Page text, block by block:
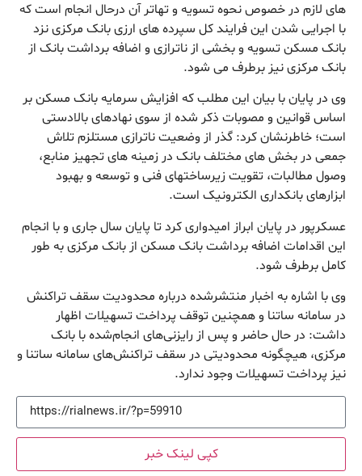
های لازم در خصوص نحوه تسویه و تهاتر آن درحال انجام است که
با اجرایی شدن این فرایند کل سپرده های ارزی بانک مرکزی نزد
بانک مسکن تسویه و بخشی از ناترازی و اضافه برداشت بانک از
بانک مرکزی نیز برطرف می شود.
وی در پایان با بیان این مطلب که افزایش سرمایه بانک مسکن بر
اساس قوانین و مصوبات ذکر شده از سوی نهادهای بالادستی
است؛ خاطرنشان کرد: گذر از وضعیت ناترازی مستلزم تلاش
جمعی در بخش های مختلف بانک در زمینه های تجهیز منابع،
وصول مطالبات، تقویت زیرساختهای فنی و توسعه و بهبود
ابزارهای بانکداری الکترونیک است.
عسکرپور در پایان ابراز امیدواری کرد تا پایان سال جاری و با انجام
این اقدامات اضافه برداشت بانک مسکن از بانک مرکزی به طور
کامل برطرف شود.­
وی با اشاره به اخبار منتشرشده درباره محدودیت سقف تراکنش
در سامانه ساتنا و همچنین توقف پرداخت تسهیلات اظهار
داشت: در حال حاضر و پس از رایزنی‌های انجام‌شده با بانک
مرکزی، هیچگونه محدودیتی در سقف تراکنش‌های سامانه ساتنا و
نیز پرداخت تسهیلات وجود ندارد.
کپی لینک خبر